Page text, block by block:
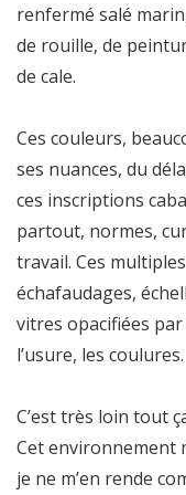
renfermé salé
de rouille, de
de cale.
Ces couleurs,
ses nuances, du
ces inscriptions
partout, normes,
travail. Ces
échafaudages,
vitres opacifiées
l’usure, les coulures.
C’est très loin tout
Cet environnement
je ne m’en rende